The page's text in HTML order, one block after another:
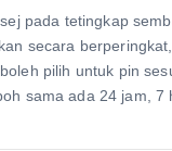
pada tetingkap
secara
pilih untuk pin
sama ada 24 jam, 7